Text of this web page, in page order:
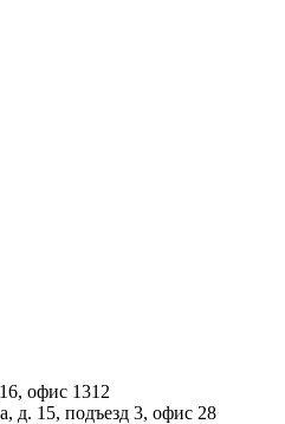
офис 1312
д. 15, подъезд 3, офис 28